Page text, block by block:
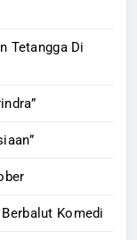
Tetangga Di
Komedi